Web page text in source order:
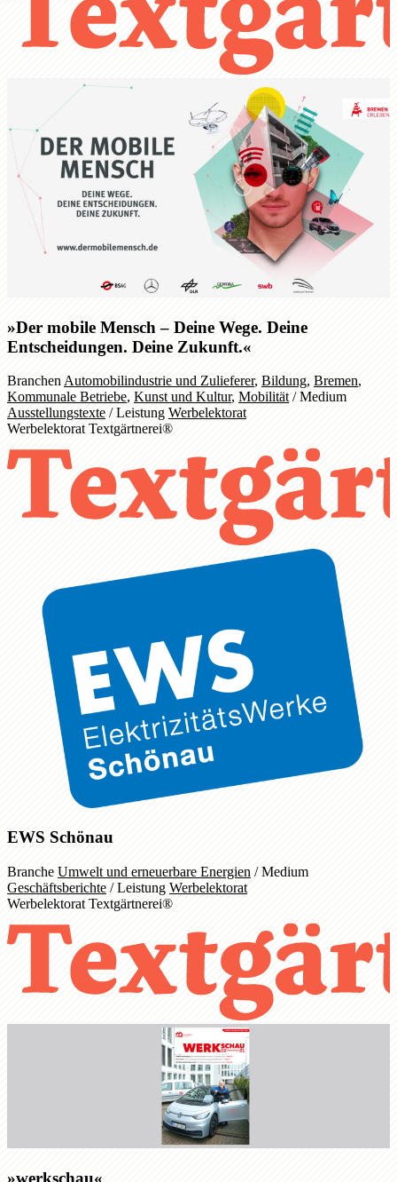
»Der mobile Mensch – Deine Wege. Deine
Entscheidungen. Deine Zukunft.«
BranchenAutomobilindustrie und Zulieferer,Bildung,Bremen,
Kommunale Betriebe,Kunst und Kultur,Mobilität/Medium
Ausstellungstexte/LeistungWerbelektorat
Werbelektorat Textgärtnerei®
EWS Schönau
BrancheUmwelt und erneuerbare Energien/Medium
Geschäftsberichte/LeistungWerbelektorat
Werbelektorat Textgärtnerei®
»werkschau«